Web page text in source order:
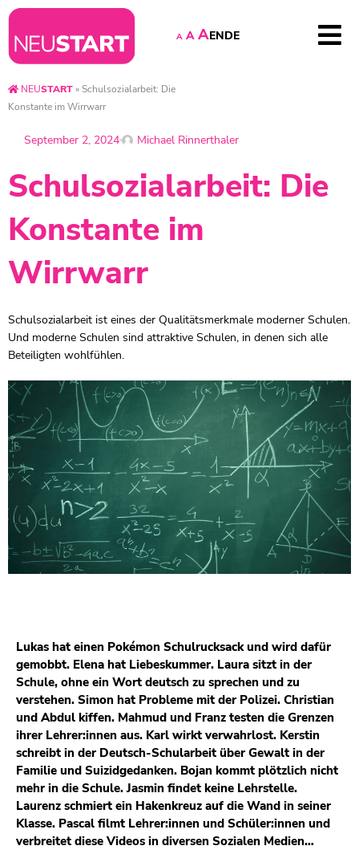
A A AENDE
NEUSTART»Schulsozialarbeit: Die
Konstante im Wirrwarr
September 2, 2024 Michael Rinnerthaler
Schulsozialarbeit: Die
Konstante im
Wirrwarr
Schulsozialarbeit ist eines der Qualitätsmerkmale moderner Schulen.
Und moderne Schulen sind attraktive Schulen, in denen sich alle
Beteiligten wohlfühlen.
Lukas hat einen Pokémon Schulrucksack und wird dafür
gemobbt. Elena hat Liebeskummer. Laura sitzt in der
Schule, ohne ein Wort deutsch zu sprechen und zu
verstehen. Simon hat Probleme mit der Polizei. Christian
und Abdul kiffen. Mahmud und Franz testen die Grenzen
ihrer Lehrer:innen aus. Karl wirkt verwahrlost. Kerstin
schreibt in der Deutsch-Schularbeit über Gewalt in der
Familie und Suizidgedanken. Bojan kommt plötzlich nicht
mehr in die Schule. Jasmin findet keine Lehrstelle.
Laurenz schmiert ein Hakenkreuz auf die Wand in seiner
Klasse. Pascal filmt Lehrer:innen und Schüler:innen und
verbreitet diese Videos in diversen Sozialen Medien…